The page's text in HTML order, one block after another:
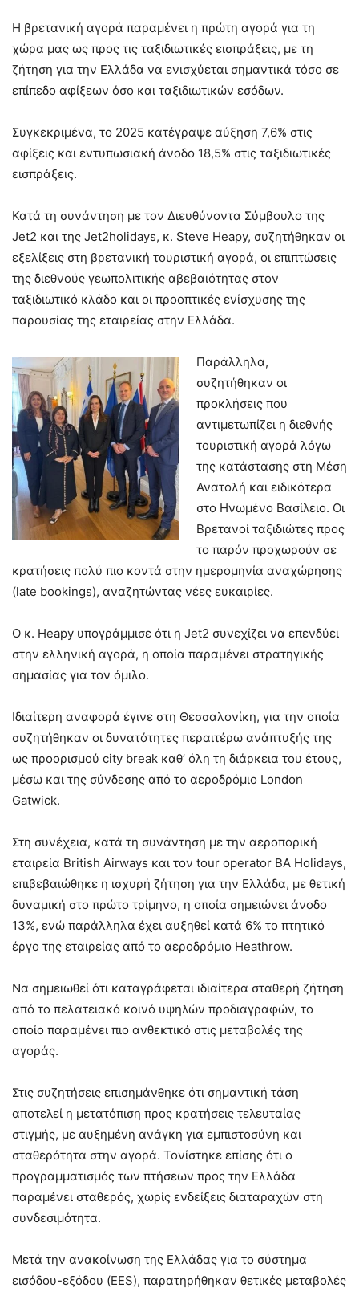
Η βρετανική αγορά παραμένει η πρώτη αγορά για τη
χώρα μας ως προς τις ταξιδιωτικές εισπράξεις, με τη
ζήτηση για την Ελλάδα να ενισχύεται σημαντικά τόσο σε
επίπεδο αφίξεων όσο και ταξιδιωτικών εσόδων.
Συγκεκριμένα, το 2025 κατέγραψε αύξηση 7,6% στις
αφίξεις και εντυπωσιακή άνοδο 18,5% στις ταξιδιωτικές
εισπράξεις.
Κατά τη συνάντηση με τον Διευθύνοντα Σύμβουλο της
Jet2 και της Jet2holidays, κ. Steve Heapy, συζητήθηκαν οι
εξελίξεις στη βρετανική τουριστική αγορά, οι επιπτώσεις
της διεθνούς γεωπολιτικής αβεβαιότητας στον
ταξιδιωτικό κλάδο και οι προοπτικές ενίσχυσης της
παρουσίας της εταιρείας στην Ελλάδα.
Παράλληλα,
συζητήθηκαν οι
προκλήσεις που
αντιμετωπίζει η διεθνής
τουριστική αγορά λόγω
της κατάστασης στη Μέση
Ανατολή και ειδικότερα
στο Ηνωμένο Βασίλειο. Οι
Βρετανοί ταξιδιώτες προς
το παρόν προχωρούν σε
κρατήσεις πολύ πιο κοντά στην ημερομηνία αναχώρησης
(late bookings), αναζητώντας νέες ευκαιρίες.
Ο κ. Heapy υπογράμμισε ότι η Jet2 συνεχίζει να επενδύει
στην ελληνική αγορά, η οποία παραμένει στρατηγικής
σημασίας για τον όμιλο.
Ιδιαίτερη αναφορά έγινε στη Θεσσαλονίκη, για την οποία
συζητήθηκαν οι δυνατότητες περαιτέρω ανάπτυξής της
ως προορισμού city break καθ’ όλη τη διάρκεια του έτους,
μέσω και της σύνδεσης από το αεροδρόμιο London
Gatwick.
Στη συνέχεια, κατά τη συνάντηση με την αεροπορική
εταιρεία British Airways και τον tour operator BA Holidays,
επιβεβαιώθηκε η ισχυρή ζήτηση για την Ελλάδα, με θετική
δυναμική στο πρώτο τρίμηνο, η οποία σημειώνει άνοδο
13%, ενώ παράλληλα έχει αυξηθεί κατά 6% το πτητικό
έργο της εταιρείας από το αεροδρόμιο Heathrow.
Να σημειωθεί ότι καταγράφεται ιδιαίτερα σταθερή ζήτηση
από το πελατειακό κοινό υψηλών προδιαγραφών, το
οποίο παραμένει πιο ανθεκτικό στις μεταβολές της
αγοράς.
Στις συζητήσεις επισημάνθηκε ότι σημαντική τάση
αποτελεί η μετατόπιση προς κρατήσεις τελευταίας
στιγμής, με αυξημένη ανάγκη για εμπιστοσύνη και
σταθερότητα στην αγορά. Τονίστηκε επίσης ότι ο
προγραμματισμός των πτήσεων προς την Ελλάδα
παραμένει σταθερός, χωρίς ενδείξεις διαταραχών στη
συνδεσιμότητα.
Μετά την ανακοίνωση της Ελλάδας για το σύστημα
εισόδου-εξόδου (EES), παρατηρήθηκαν θετικές μεταβολές